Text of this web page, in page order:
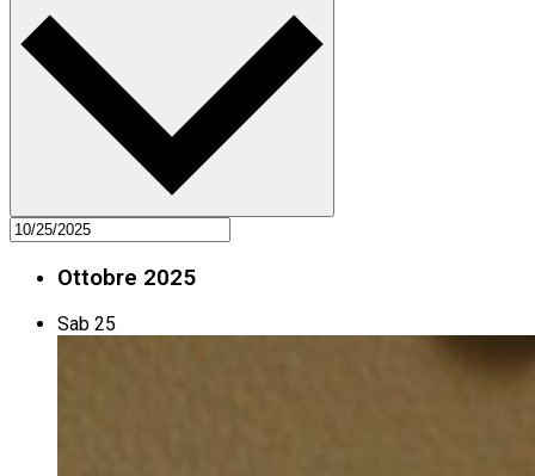
Ottobre 2025
Sab 25